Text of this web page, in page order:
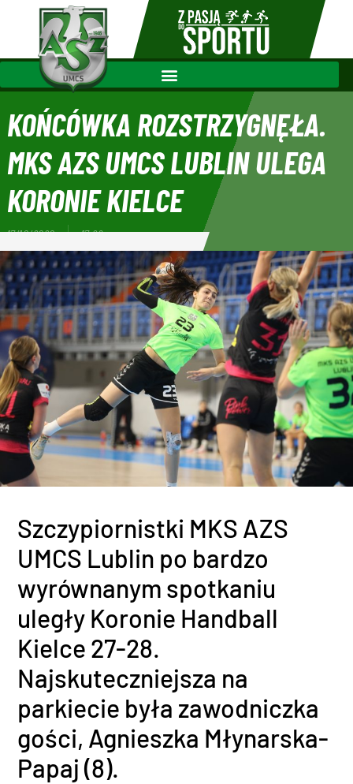
KOŃCÓWKA ROZSTRZYGNĘŁA.
MKS AZS UMCS LUBLIN ULEGA
KORONIE KIELCE
17/10/2020 17:26
Szczypiornistki MKS AZS
UMCS Lublin po bardzo
wyrównanym spotkaniu
uległy Koronie Handball
Kielce 27-28.
Najskuteczniejsza na
parkiecie była zawodniczka
gości, Agnieszka Młynarska-
Papaj (8).